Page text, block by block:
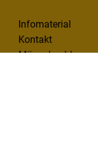
Infomaterial
Kontakt
Mängelmelder